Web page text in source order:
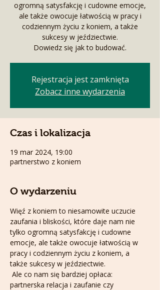
ogromną satysfakcję i cudowne emocje,
ale także owocuje łatwością w pracy i
codziennym życiu z koniem, a także
sukcesy w jeździectwie.
Dowiedz się jak to budować.
Rejestracja jest zamknięta
Zobacz inne wydarzenia
Czas i lokalizacja
19 mar 2024, 19:00
partnerstwo z koniem
O wydarzeniu
Więź z koniem to niesamowite uczucie
zaufania i bliskości, które daje nam nie
tylko ogromną satysfakcję i cudowne
emocje, ale także owocuje łatwością w
pracy i codziennym życiu z koniem, a
także sukcesy w jeździectwie.
Ale co nam się bardziej opłaca:
partnerska relacja i zaufanie czy